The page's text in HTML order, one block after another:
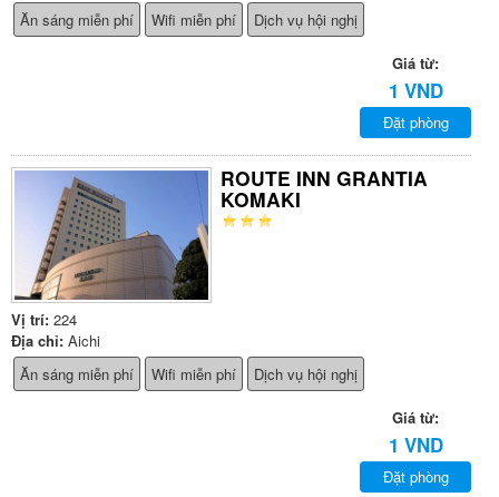
Ăn sáng miễn phí
Wifi miễn phí Dịch vụ hội nghị
Giá từ:
1 VND
Đặt phòng
ROUTE INN GRANTIA
KOMAKI
Vị trí: 224
Địa chỉ: Aichi
Ăn sáng miễn phí
Wifi miễn phí Dịch vụ hội nghị
Giá từ:
1 VND
Đặt phòng